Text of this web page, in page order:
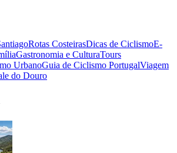
Rotas CosteirasDicas de CiclismoE-
Gastronomia e CulturaTours
UrbanoGuia de Ciclismo PortugalViagem
do Douro